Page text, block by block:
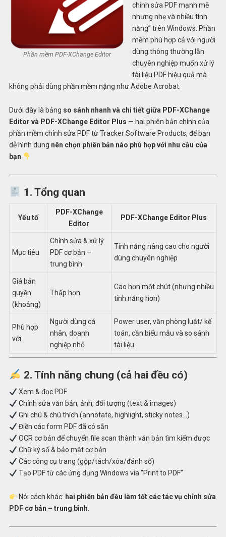
Phần mềm PDF-XChange Editor
chỉnh sửa PDF mạnh mẽ
nhưng nhẹ và nhiều tính
năng” trên Windows. Phần
mềm phù hợp cả với người
dùng thông thường lẫn
chuyên nghiệp muốn xử lý
tài liệu PDF hiệu quả mà
không phải dùng phần mềm nặng như Adobe Acrobat.
Dưới đây là bảng so sánh nhanh và chi tiết giữa PDF-XChange
Editor và PDF-XChange Editor Plus — hai phiên bản chính của
phần mềm chỉnh sửa PDF từ Tracker Software Products, để bạn
dễ hình dung nên chọn phiên bản nào phù hợp với nhu cầu của
bạn
1. Tổng quan
Yếu tố
PDF-XChange
Editor
PDF-XChange Editor Plus
Mục tiêu
Chỉnh sửa & xử lý
PDF cơ bản –
trung bình
Tính năng nâng cao cho người
dùng chuyên nghiệp
Giá bản
quyền
(khoảng)
Thấp hơn
Cao hơn một chút (nhưng nhiều
tính năng hơn)
Phù hợp
với
Người dùng cá
nhân, doanh
nghiệp nhỏ
Power user, văn phòng luật/ kế
toán, cần biểu mẫu và so sánh
tài liệu
2. Tính năng chung (cả hai đều có)
Xem & đọc PDF
Chỉnh sửa văn bản, ảnh, đối tượng (text & images)
Ghi chú & chú thích (annotate, highlight, sticky notes…)
Điền các form PDF đã có sẵn
OCR cơ bản để chuyển file scan thành văn bản tìm kiếm được
Chữ ký số & bảo mật cơ bản
Các công cụ trang (gộp/tách/xóa/đánh số)
Tạo PDF từ các ứng dụng Windows via “Print to PDF”
Nói cách khác: hai phiên bản đều làm tốt các tác vụ chỉnh sửa
PDF cơ bản – trung bình.